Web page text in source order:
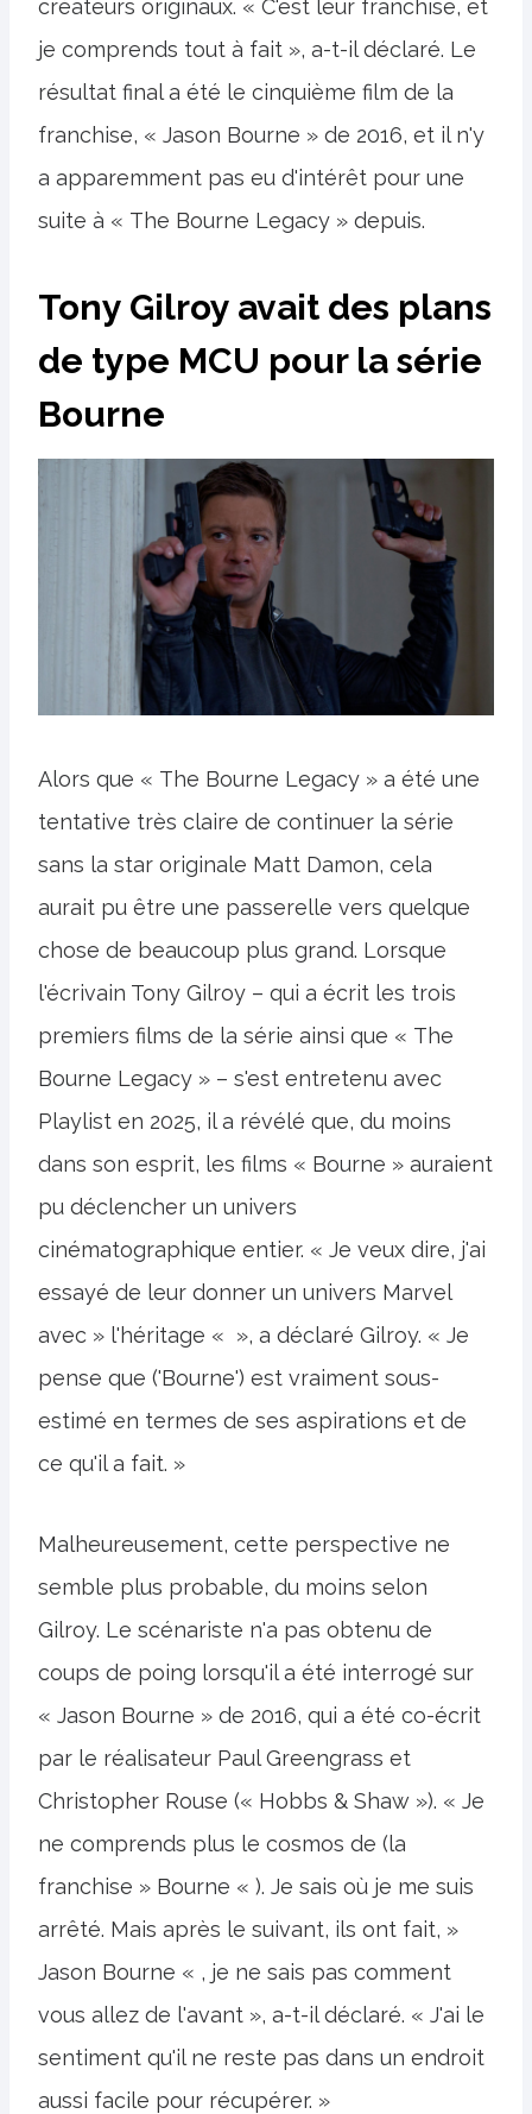
créateurs originaux. « C'est leur franchise, et
je comprends tout à fait », a-t-il déclaré. Le
résultat final a été le cinquième film de la
franchise, « Jason Bourne » de 2016, et il n'y
a apparemment pas eu d'intérêt pour une
suite à « The Bourne Legacy » depuis.
Tony Gilroy avait des plans
de type MCU pour la série
Bourne
Alors que « The Bourne Legacy » a été une
tentative très claire de continuer la série
sans la star originale Matt Damon, cela
aurait pu être une passerelle vers quelque
chose de beaucoup plus grand. Lorsque
l'écrivain Tony Gilroy – qui a écrit les trois
premiers films de la série ainsi que « The
Bourne Legacy » – s'est entretenu avec
Playlist en 2025, il a révélé que, du moins
dans son esprit, les films « Bourne » auraient
pu déclencher un univers
cinématographique entier. « Je veux dire, j'ai
essayé de leur donner un univers Marvel
avec » l'héritage « », a déclaré Gilroy. « Je
pense que ('Bourne') est vraiment sous-
estimé en termes de ses aspirations et de
ce qu'il a fait. »
Malheureusement, cette perspective ne
semble plus probable, du moins selon
Gilroy. Le scénariste n'a pas obtenu de
coups de poing lorsqu'il a été interrogé sur
« Jason Bourne » de 2016, qui a été co-écrit
par le réalisateur Paul Greengrass et
Christopher Rouse (« Hobbs & Shaw »). « Je
ne comprends plus le cosmos de (la
franchise » Bourne « ). Je sais où je me suis
arrêté. Mais après le suivant, ils ont fait, »
Jason Bourne « , je ne sais pas comment
vous allez de l'avant », a-t-il déclaré. « J'ai le
sentiment qu'il ne reste pas dans un endroit
aussi facile pour récupérer. »